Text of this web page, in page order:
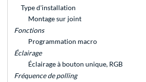
Type d'installation
Montage sur joint
Fonctions
Programmation macro
Éclairage
Éclairage à bouton unique, RGB
Fréquence de polling